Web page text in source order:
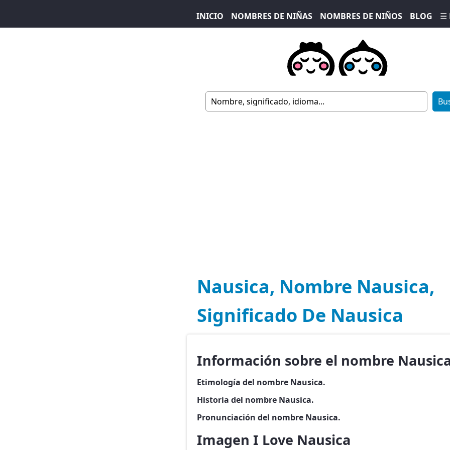
INICIO NOMBRES DE NIÑAS NOMBRES DE NIÑOS BLOG ☰
Nausica, Nombre Nausica,
Significado De Nausica
Información sobre el nombre
Etimología del nombre Nausica.
Historia del nombre Nausica.
Pronunciación del nombre Nausica.
Imagen I Love Nausica